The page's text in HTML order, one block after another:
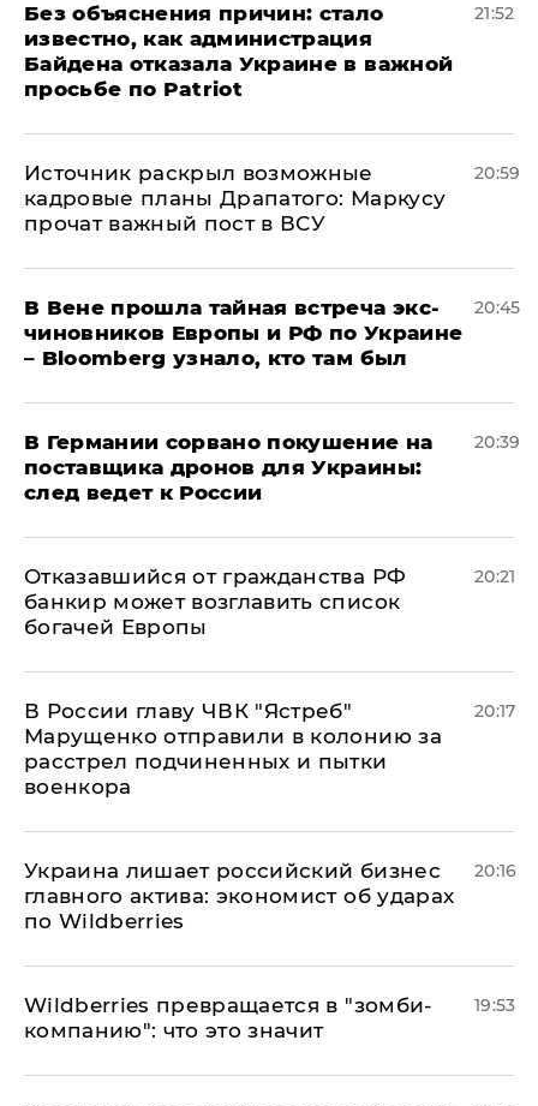
Без объяснения причин: стало
известно, как администрация
Байдена отказала Украине в важной
просьбе по Patriot
21:52
​Источник раскрыл возможные
кадровые планы Драпатого: Маркусу
прочат важный пост в ВСУ
20:59
В Вене прошла тайная встреча экс-
чиновников Европы и РФ по Украине
– Bloomberg узнало, кто там был
20:45
​В Германии сорвано покушение на
поставщика дронов для Украины:
след ведет к России
20:39
Отказавшийся от гражданства РФ
банкир может возглавить список
богачей Европы
20:21
В России главу ЧВК "Ястреб"
Марущенко отправили в колонию за
расстрел подчиненных и пытки
военкора
20:17
​Украина лишает российский бизнес
главного актива: экономист об ударах
по Wildberries
20:16
Wildberries превращается в "зомби-
компанию": что это значит
19:53